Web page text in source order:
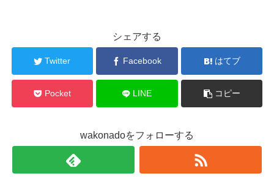
シェアする
Twitter Facebook はてブ
Pocket LINE コピー
wakonadoをフォローする